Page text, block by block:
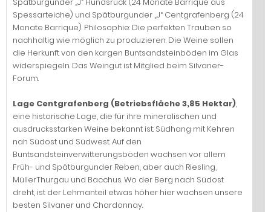
Spessarteiche) und Spätburgunder „J“ Centgrafenberg (24
Monate Barrique). Philosophie: Die perfekten Trauben so
nachhaltig wie möglich zu produzieren. Die Weine sollen
die Herkunft von den kargen Buntsandsteinböden im Glas
widerspiegeln. Das Weingut ist Mitglied beim Silvaner-
Forum.
Lage Centgrafenberg (Betriebsfläche 3,85 Hektar),
eine historische Lage, die für ihre mineralischen und
ausdrucksstarken Weine bekannt ist: Südhang mit Kehren
nah Südost und Südwest. Auf den
Buntsandsteinverwitterungsböden wachsen vor allem
Früh- und Spätburgunder Reben, aber auch Riesling,
MüllerThurgau und Bacchus. Wo der Berg nach Südost
dreht, ist der Lehmanteil etwas höher hier wachsen unsere
besten Silvaner und Chardonnay.